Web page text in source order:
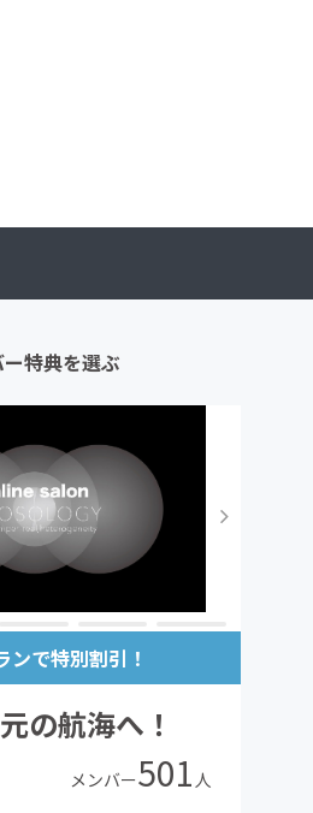
ー特典を選ぶ
ンで特別割引！
の航海へ！
メンバー501 人